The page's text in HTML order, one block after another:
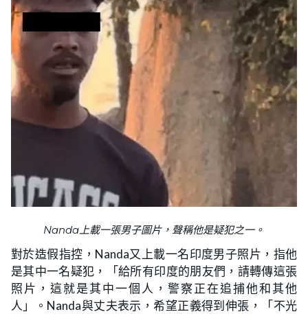
Nanda上載一張男子圖片，聲稱他是疑犯之一。
對於造假指控，Nanda又上載一名印度男子照片，指他
是其中一名疑犯，「給所有印度的朋友們，請轉傳這張
照片，這就是其中一個人，警察正在追捕他和其他
人」。Nanda與丈夫表示，希望正義得到伸張，「不光